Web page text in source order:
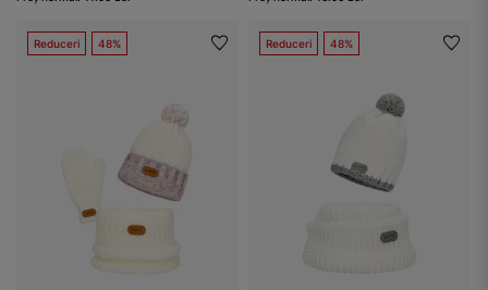
Reduceri 48% Reduceri 48%